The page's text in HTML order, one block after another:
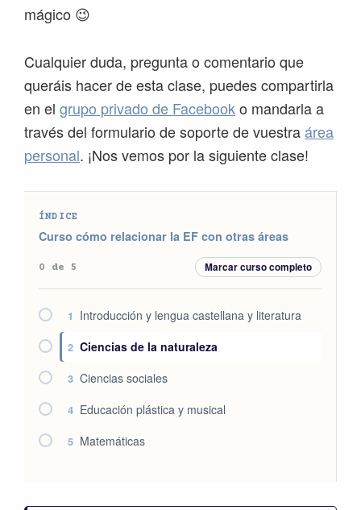
mágico 😉
Cualquier duda, pregunta o comentario que
queráis hacer de esta clase, puedes compartirla
en el grupo privado de Facebooko mandarla a
través del formulario de soporte de vuestraárea
personal. ¡Nos vemos por la siguiente clase!
ÍNDICE
Curso cómo relacionar la EF con otras áreas
0 de 5 Marcar curso completo
1 Introducción y lengua castellana y literatura
2 Ciencias de la naturaleza
3 Ciencias sociales
4 Educación plástica y musical
5 Matemáticas